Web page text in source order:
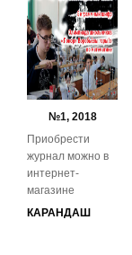
№1, 2018
Приобрести
журнал можно в
интернет-
магазине
КАРАНДАШ